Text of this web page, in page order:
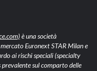
è una società
Euronext STAR Milan e
ai rischi speciali (specialty
sul comparto delle